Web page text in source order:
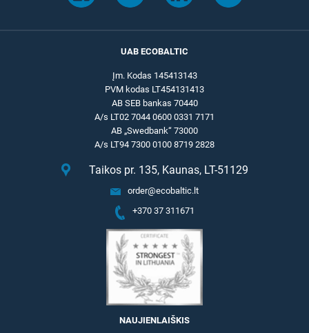
UAB ECOBALTIC
Įm. Kodas 145413143
PVM kodas LT454131413
AB SEB bankas 70440
A/s LT02 7044 0600 0331 7171
AB „Swedbank“ 73000
A/s LT94 7300 0100 8719 2828
Taikos pr. 135, Kaunas, LT-51129
order@ecobaltic.lt
+370 37 311671
NAUJIENLAIŠKIS